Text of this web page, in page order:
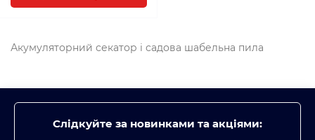
Акумуляторний секатор і садова шабельна пила
Слідкуйте за новинками та акціями: